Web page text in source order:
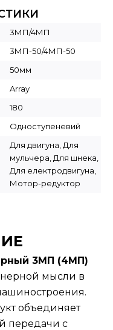
3МП/4МП
3МП-50/4МП-50
50мм
Array
180
Одноступеневий
Для двигуна, Для
мульчера, Для шнека,
Для електродвигуна,
Мотор-редуктор
3МП (4МП)
мысли в
объединяет
передачи с